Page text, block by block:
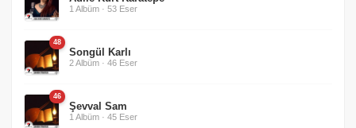
1 Albüm · 53 Eser
48
Songül Karlı
2 Albüm · 46 Eser
46
Şevval Sam
1 Albüm · 45 Eser